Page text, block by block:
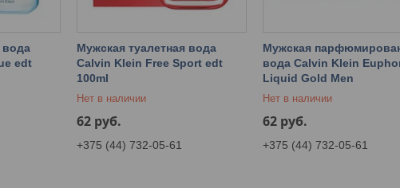
вода
edt
Мужская туалетная вода
Calvin Klein Free Sport edt
100ml
Нет в наличии
62 руб.
+375 (44) 732-05-61
Мужская
вода Calvin Klein
Liquid Gold Men
Нет в наличии
62 руб.
+375 (44) 732-05-61